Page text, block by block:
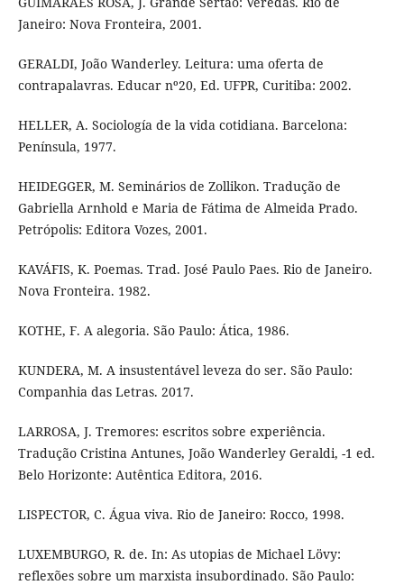
Janeiro: Nova Fronteira, 2001.
GERALDI, João Wanderley. Leitura: uma oferta de
contrapalavras. Educar nº20, Ed. UFPR, Curitiba: 2002.
HELLER, A. Sociología de la vida cotidiana. Barcelona:
Península, 1977.
HEIDEGGER, M. Seminários de Zollikon. Tradução de
Gabriella Arnhold e Maria de Fátima de Almeida Prado.
Petrópolis: Editora Vozes, 2001.
KAVÁFIS, K. Poemas. Trad. José Paulo Paes. Rio de Janeiro.
Nova Fronteira. 1982.
KOTHE, F. A alegoria. São Paulo: Ática, 1986.
KUNDERA, M. A insustentável leveza do ser. São Paulo:
Companhia das Letras. 2017.
LARROSA, J. Tremores: escritos sobre experiência.
Tradução Cristina Antunes, João Wanderley Geraldi, -1 ed.
Belo Horizonte: Autêntica Editora, 2016.
LISPECTOR, C. Água viva. Rio de Janeiro: Rocco, 1998.
LUXEMBURGO, R. de. In: As utopias de Michael Lövy:
reflexões sobre um marxista insubordinado. São Paulo: